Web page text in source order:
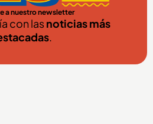
a nuestro newsletter
con lasnoticias más